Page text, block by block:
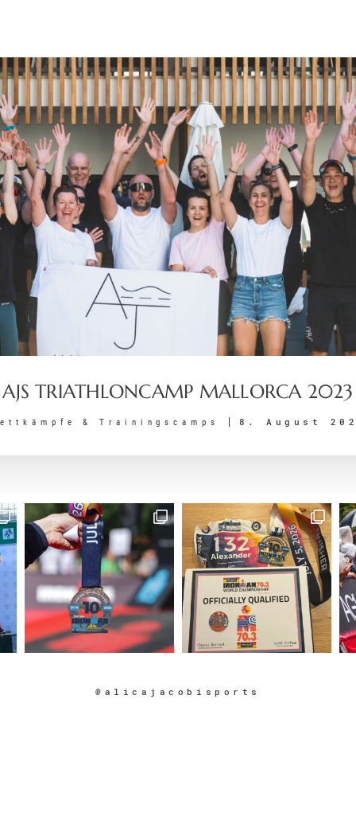
AJS TRIATHLONCAMP MALLORCA 2023
& Trainingscamps 8. August
@alicajacobisports